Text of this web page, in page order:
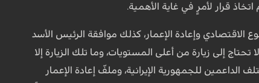
قرار لأمرٍ في غاية الأهمية.
وإعادة الإعمار، كذلك موافقة الرئيس الأسد
إلى زيارة من أعلى المستويات، وما تلك الزيارة إلا
للجمهورية الإيرانية، وملفّ إعادة الإعمار